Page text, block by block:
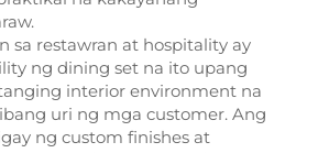
sa restawran at hospitality ay
ng dining set na ito upang
interior environment na
uri ng mga customer. Ang
ng custom finishes at